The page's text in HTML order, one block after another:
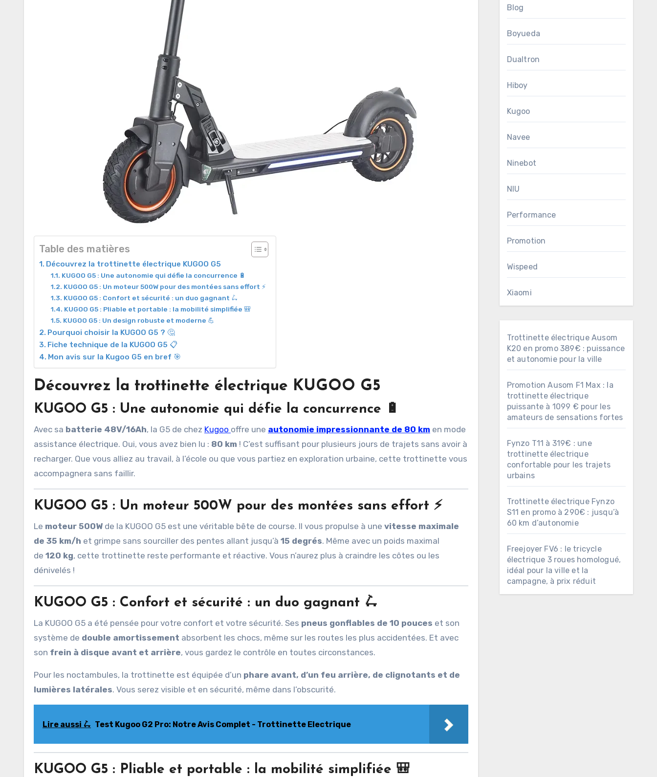
Table des matières
Découvrez la trottinette électrique KUGOO G5
KUGOO G5 : Une autonomie qui défie la concurrence 🔋
KUGOO G5 : Un moteur 500W pour des montées sans effort ⚡
KUGOO G5 : Confort et sécurité : un duo gagnant 🛴
KUGOO G5 : Pliable et portable : la mobilité simplifiée 🎒
KUGOO G5 : Un design robuste et moderne 💪
Pourquoi choisir la KUGOO G5 ? 🤔
Fiche technique de la KUGOO G5 📋
Mon avis sur la Kugoo G5 en bref 🎯
Découvrez la trottinette électrique KUGOO G5
KUGOO G5 : Une autonomie qui défie la concurrence 🔋
Avec sa batterie 48V/16Ah, la G5 de chez Kugoo offre une autonomie impressionnante de 80 km en mode
assistance électrique. Oui, vous avez bien lu : 80 km ! C’est suffisant pour plusieurs jours de trajets sans avoir à
recharger. Que vous alliez au travail, à l’école ou que vous partiez en exploration urbaine, cette trottinette vous
accompagnera sans faillir.
KUGOO G5 : Un moteur 500W pour des montées sans effort ⚡
Le moteur 500W de la KUGOO G5 est une véritable bête de course. Il vous propulse à une vitesse maximale
de 35 km/h et grimpe sans sourciller des pentes allant jusqu’à 15 degrés. Même avec un poids maximal
de 120 kg, cette trottinette reste performante et réactive. Vous n’aurez plus à craindre les côtes ou les
dénivelés !
KUGOO G5 : Confort et sécurité : un duo gagnant 🛴
La KUGOO G5 a été pensée pour votre confort et votre sécurité. Ses pneus gonflables de 10 pouces et son
système de double amortissement absorbent les chocs, même sur les routes les plus accidentées. Et avec
son frein à disque avant et arrière, vous gardez le contrôle en toutes circonstances.
Pour les noctambules, la trottinette est équipée d’un phare avant, d’un feu arrière, de clignotants et de
lumières latérales. Vous serez visible et en sécurité, même dans l’obscurité.
Lire aussi 🛴 Test Kugoo G2 Pro: Notre Avis Complet - Trottinette Electrique
KUGOO G5 : Pliable et portable : la mobilité simplifiée 🎒
Blog
Boyueda
Dualtron
Hiboy
Kugoo
Navee
Ninebot
NIU
Performance
Promotion
Wispeed
Xiaomi
Trottinette électrique Ausom
K20 en promo 389€ : puissance
et autonomie pour la ville
Promotion Ausom F1 Max : la
trottinette électrique
puissante à 1099 € pour les
amateurs de sensations fortes
Fynzo T11 à 319€ : une
trottinette électrique
confortable pour les trajets
urbains
Trottinette électrique Fynzo
S11 en promo à 290€ : jusqu’à
60 km d’autonomie
Freejoyer FV6 : le tricycle
électrique 3 roues homologué,
idéal pour la ville et la
campagne, à prix réduit